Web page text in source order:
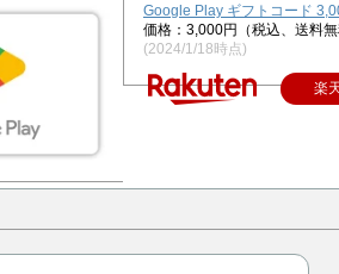
Google Play ギフトコード
価格：3,000円（税込、送料
(2024/1/18時点)
楽